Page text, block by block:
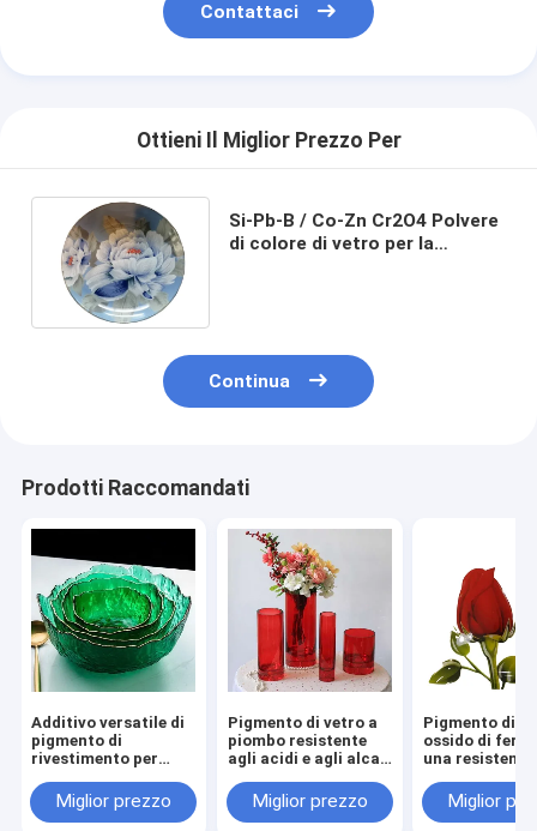
Contattaci
Ottieni Il Miglior Prezzo Per
Si-Pb-B / Co-Zn Cr2O4 Polvere
di colore di vetro per la
Continua
Prodotti Raccomandati
Additivo versatile di
pigmento di
rivestimento per
65997-18-4 / 68187-
49-5
Miglior prezzo
Pigmento di vetro a
piombo resistente
agli acidi e agli alcali
Pigmento inorganico
Miglior prezzo
Pigmento di
ossido di ferro
una resistenza
alle alcaline
vasetti e nei
Miglior